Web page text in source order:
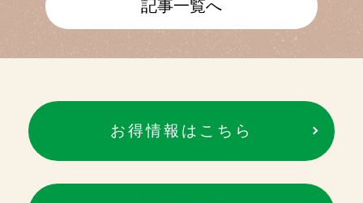
記事一覧へ
お得情報はこちら